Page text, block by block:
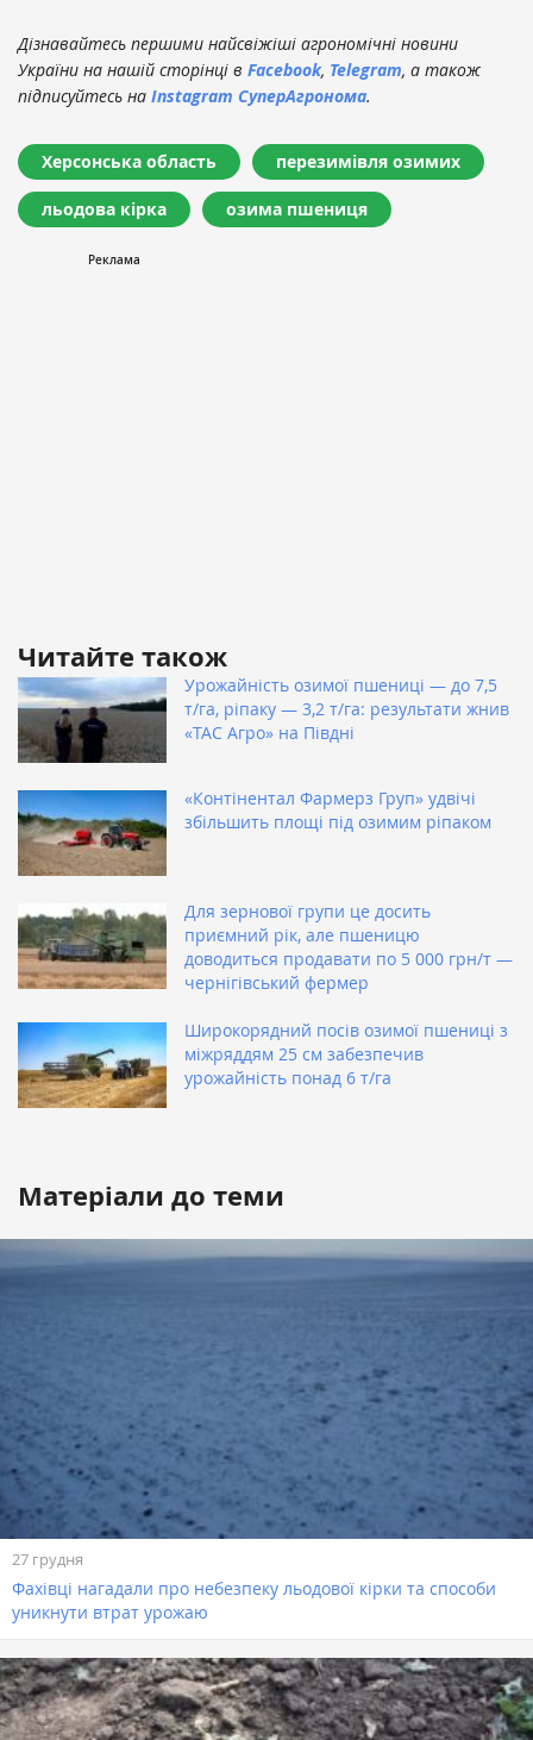
Дізнавайтесь першими найсвіжіші агрономічні новини
України на нашій сторінці в Facebook, Telegram, а також
підписуйтесь на Instagram СуперАгронома.
Херсонська область перезимівля озимих
льодова кірка озима пшениця
Читайте також
Урожайність озимої пшениці — до 7,5
т/га, ріпаку — 3,2 т/га: результати жнив
«ТАС Агро» на Півдні
«Контінентал Фармерз Груп» удвічі
збільшить площі під озимим ріпаком
Для зернової групи це досить
приємний рік, але пшеницю
доводиться продавати по 5 000 грн/т —
чернігівський фермер
Широкорядний посів озимої пшениці з
міжряддям 25 см забезпечив
урожайність понад 6 т/га
Матеріали до теми
27 грудня
Фахівці нагадали про небезпеку льодової кірки та способи
уникнути втрат урожаю